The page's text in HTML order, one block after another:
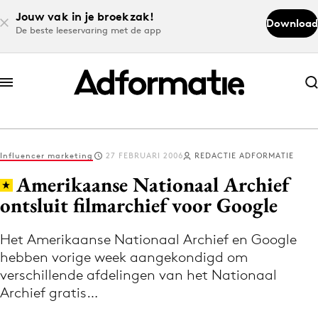
Jouw vak in je broekzak!
De beste leeservaring met de app
Download
Abonneer nu
Abonneer nu
Log in
Volg het laatste nieuws via de Adformatie
Nieuws app
Influencer marketing 27 FEBRUARI 2006 REDACTIE ADFORMATIE
Amerikaanse Nationaal Archief
ontsluit filmarchief voor Google
Het Amerikaanse Nationaal Archief en Google
hebben vorige week aangekondigd om
verschillende afdelingen van het Nationaal
Archief gratis…